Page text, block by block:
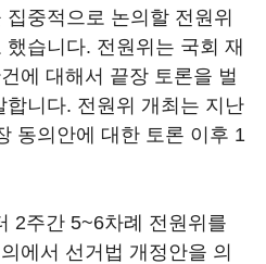
중적으로 논의할 전원위
습니다. 전원위는 국회 재
에 대해서 끝장 토론을 벌
니다. 전원위 개최는 지난
동의안에 대한 토론 이후 1
2주간 5~6차례 전원위를
에서 선거법 개정안을 의